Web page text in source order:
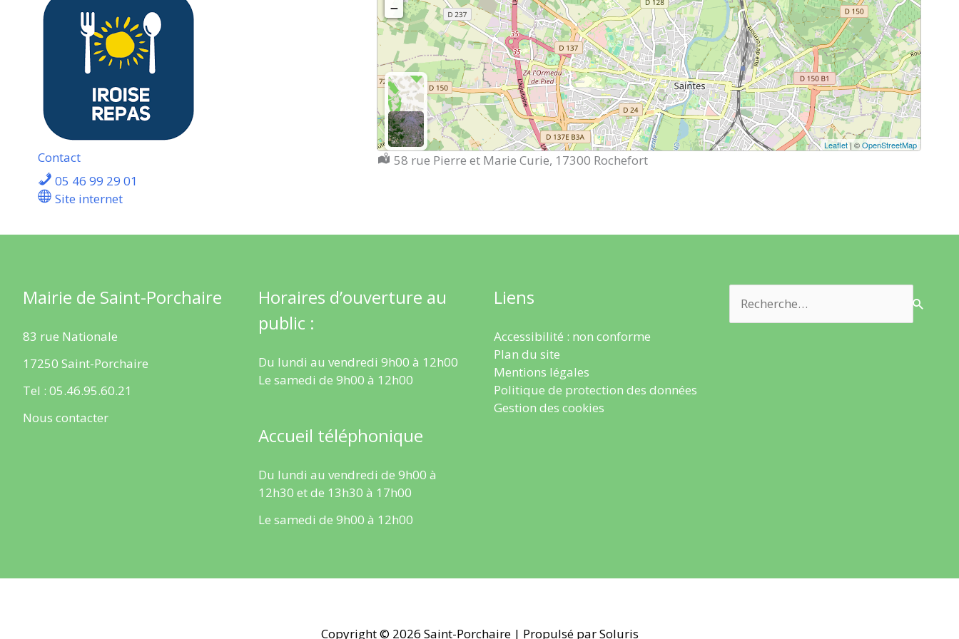
Contact
05 46 99 29 01
Site internet
−
Leaflet| ©OpenStreetMap
Localisation :
58 rue Pierre et Marie Curie, 17300 Rochefort
Mairie de Saint-Porchaire
83 rue Nationale
17250 Saint-Porchaire
Tel : 05.46.95.60.21
Nous contacter
Horaires d’ouverture au
public :
Du lundi au vendredi 9h00 à 12h00
Le samedi de 9h00 à 12h00
Accueil téléphonique
Du lundi au vendredi de 9h00 à
12h30 et de 13h30 à 17h00
Le samedi de 9h00 à 12h00
Liens
Accessibilité : non conforme
Plan du site
Mentions légales
Politique de protection des données
Gestion des cookies
Copyright © 2026 Saint-Porchaire| Propulsé par Soluris